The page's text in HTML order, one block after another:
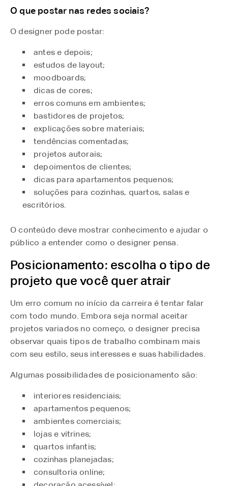
O que postar nas redes sociais?
O designer pode postar:
antes e depois;
estudos de layout;
moodboards;
dicas de cores;
erros comuns em ambientes;
bastidores de projetos;
explicações sobre materiais;
tendências comentadas;
projetos autorais;
depoimentos de clientes;
dicas para apartamentos pequenos;
soluções para cozinhas, quartos, salas e
escritórios.
O conteúdo deve mostrar conhecimento e ajudar o
público a entender como o designer pensa.
Posicionamento: escolha o tipo de
projeto que você quer atrair
Um erro comum no início da carreira é tentar falar
com todo mundo. Embora seja normal aceitar
projetos variados no começo, o designer precisa
observar quais tipos de trabalho combinam mais
com seu estilo, seus interesses e suas habilidades.
Algumas possibilidades de posicionamento são:
interiores residenciais;
apartamentos pequenos;
ambientes comerciais;
lojas e vitrines;
quartos infantis;
cozinhas planejadas;
consultoria online;